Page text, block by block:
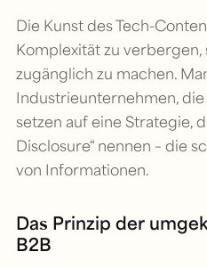
Die Kunst des Tech-
Komplexität zu
zugänglich zu machen.
Industrieunternehmen,
setzen auf eine Strategie,
Disclosure“ nennen – die
von Informationen.
Das Prinzip der
B2B